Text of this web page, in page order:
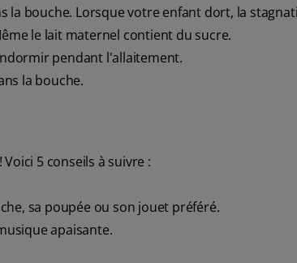
la bouche. Lorsque votre enfant dort, la
le lait maternel contient du sucre.
pendant l'allaitement.
la bouche.
5 conseils à suivre :
sa poupée ou son jouet préféré.
apaisante.